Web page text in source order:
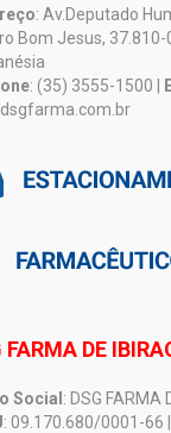
: Av.Deputado
Bom Jesus, 37.810-
: (35) 3555-1500 |
FARMA DE
Social : DSG FARMA
: 09.170.680/0001-66 |